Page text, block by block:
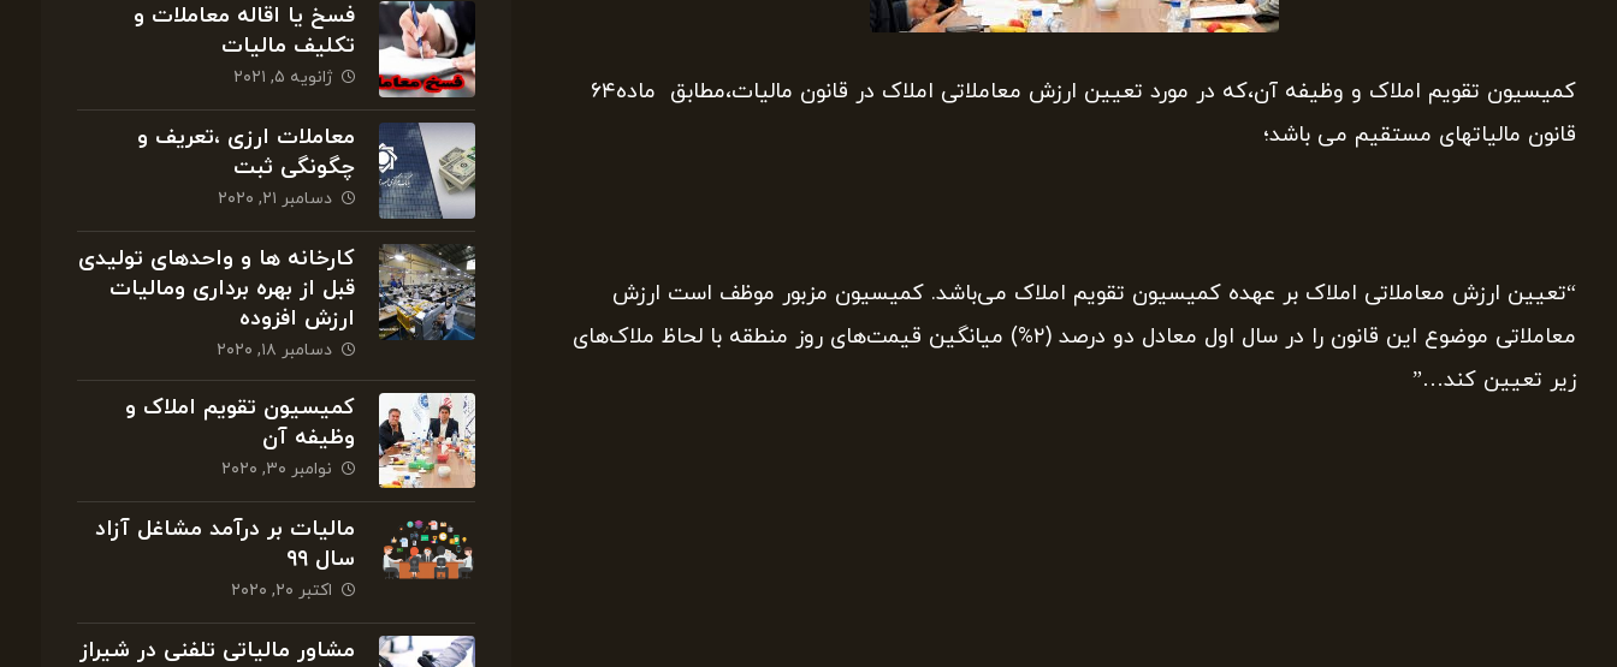
کمیسیون تقویم املاک و وظیفه آن،که در مورد تعیین ارزش معاملاتی املاک در قانون مالیات،مطابق ماده۶۴
قانون مالیاتهای مستقیم می باشد؛
“تعیین ارزش معاملاتی املاک بر عهده کمیسیون تقویم املاک می‌باشد. کمیسیون مزبور موظف است ارزش
معاملاتی موضوع این قانون را در سال اول معادل دو درصد (۲%) میانگین قیمت‌های روز منطقه با لحاظ ملاک‌های
زیر تعیین کند…”
فسخ یا اقاله معاملات و
تکلیف مالیات
ژانویه ۵, ۲۰۲۱
معاملات ارزی ،تعریف و
چگونگی ثبت
دسامبر ۲۱, ۲۰۲۰
کارخانه ها و واحدهای تولیدی
قبل از بهره برداری ومالیات
ارزش افزوده
دسامبر ۱۸, ۲۰۲۰
کمیسیون تقویم املاک و
وظیفه آن
نوامبر ۳۰, ۲۰۲۰
مالیات بر درآمد مشاغل آزاد
سال ۹۹
اکتبر ۲۰, ۲۰۲۰
مشاور مالیاتی تلفنی در شیراز